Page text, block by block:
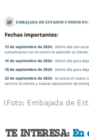
(Foto: Embajada de
TE INTERESA: En